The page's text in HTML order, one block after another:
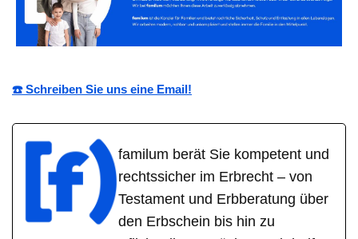
☎️ Schreiben Sie uns eine Email!
familum berät Sie kompetent und
rechtssicher im Erbrecht – von
Testament und Erbberatung über
den Erbschein bis hin zu